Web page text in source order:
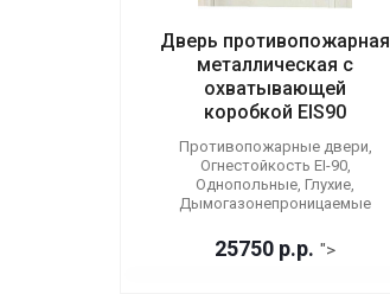
Дверь противопожарная
металлическая с
охватывающей
коробкой EIS90
Противопожарные двери,
Огнестойкость EI-90,
Однопольные, Глухие,
Дымогазонепроницаемые
25750 р.р. ">